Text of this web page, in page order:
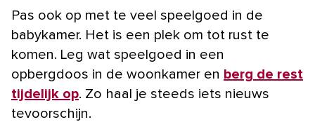
Pas ook op met te veel speelgoed in de
babykamer. Het is een plek om tot rust te
komen. Leg wat speelgoed in een
opbergdoos in de woonkamer en berg de rest
tijdelijk op. Zo haal je steeds iets nieuws
tevoorschijn.